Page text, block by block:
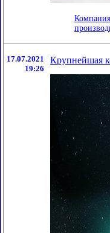
17.07.2021
19:26
Крупнейшая